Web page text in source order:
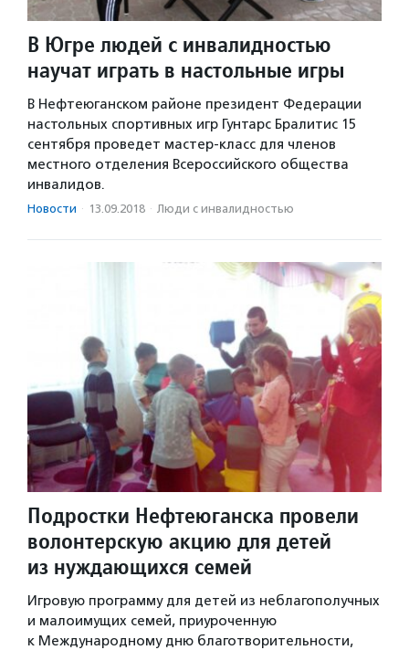
В Югре людей с инвалидностью
научат играть в настольные игры
В Нефтеюганском районе президент Федерации
настольных спортивных игр Гунтарс Бралитис 15
сентября проведет мастер-класс для членов
местного отделения Всероссийского общества
инвалидов.
Новости · 13.09.2018 · Люди с инвалидностью
Подростки Нефтеюганска провели
волонтерскую акцию для детей
из нуждающихся семей
Игровую программу для детей из неблагополучных
и малоимущих семей, приуроченную
к Международному дню благотворительности,